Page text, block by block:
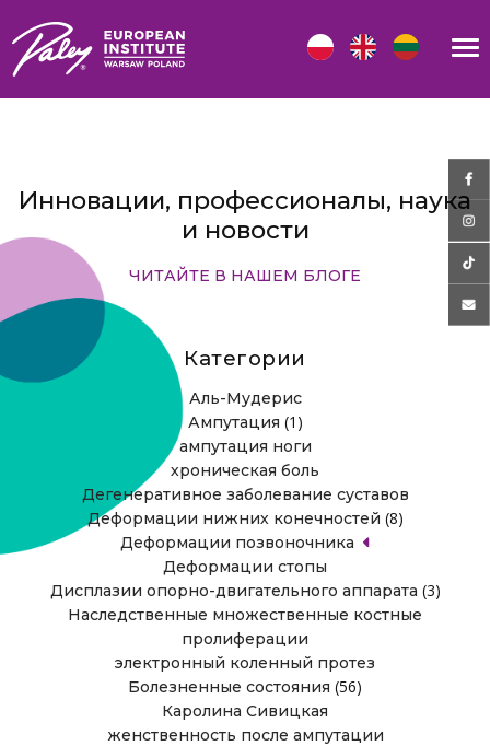
Инновации, профессионалы, наука
и новости
ЧИТАЙТЕ В НАШЕМ БЛОГЕ
Категории
Аль-Мудерис
Ампутация (1)
ампутация ноги
хроническая боль
Дегенеративное заболевание суставов
Деформации нижних конечностей (8)
Деформации позвоночника
Деформации стопы
Дисплазии опорно-двигательного аппарата (3)
Наследственные множественные костные
пролиферации
электронный коленный протез
Болезненные состояния (56)
Каролина Сивицкая
женственность после ампутации